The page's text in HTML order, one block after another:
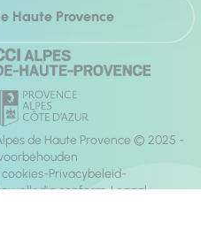
Haute Provence
de Haute Provence © 2025 -
Privacybeleid
volledig conform Legaal